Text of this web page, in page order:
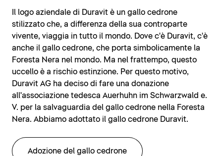
Il logo aziendale di Duravit è un gallo cedrone
stilizzato che, a differenza della sua controparte
vivente, viaggia in tutto il mondo. Dove c'è Duravit, c'è
anche il gallo cedrone, che porta simbolicamente la
Foresta Nera nel mondo. Ma nel frattempo, questo
uccello è a rischio estinzione. Per questo motivo,
Duravit AG ha deciso di fare una donazione
all'associazione tedesca Auerhuhn im Schwarzwald e.
V. per la salvaguardia del gallo cedrone nella Foresta
Nera. Abbiamo adottato il gallo cedrone Duravit.
Adozione del gallo cedrone